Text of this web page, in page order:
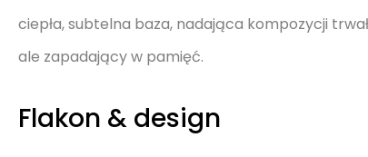
ciepła, subtelna baza, nadająca kompozycji
ale zapadający w pamięć.
Flakon & design